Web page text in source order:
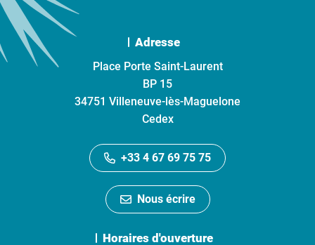
Adresse
Place Porte Saint-Laurent
BP 15
34751 Villeneuve-lès-Maguelone
Cedex
+33 4 67 69 75 75
Nous écrire
Horaires d'ouverture